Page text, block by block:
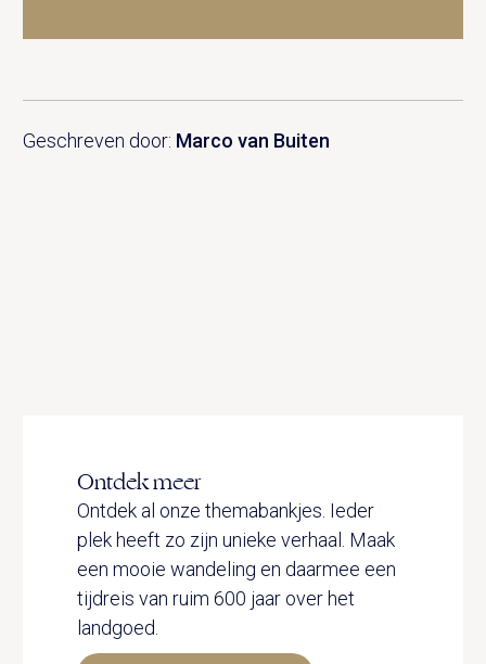
Geschreven door: Marco van Buiten
Ontdek meer
Ontdek al onze themabankjes. Ieder
plek heeft zo zijn unieke verhaal. Maak
een mooie wandeling en daarmee een
tijdreis van ruim 600 jaar over het
landgoed.